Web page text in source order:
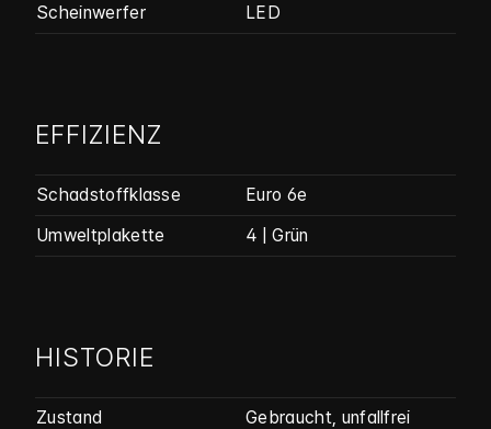
HISTORIE
Zustand Gebraucht unfallfrei
Scheinwerfer
LED
EFFIZIENZ
Schadstoffklasse
Euro 6e
Umweltplakette
4 | Grün